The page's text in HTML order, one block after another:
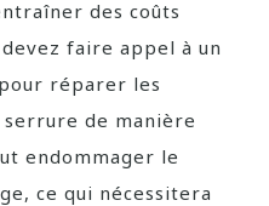
des coûts
faire appel à un
réparer les
de manière
endommager le
ce qui nécessitera